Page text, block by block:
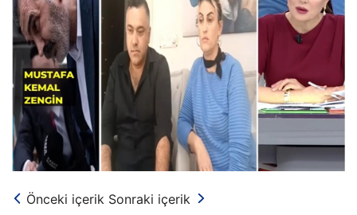
Önceki içerik Sonraki içerik